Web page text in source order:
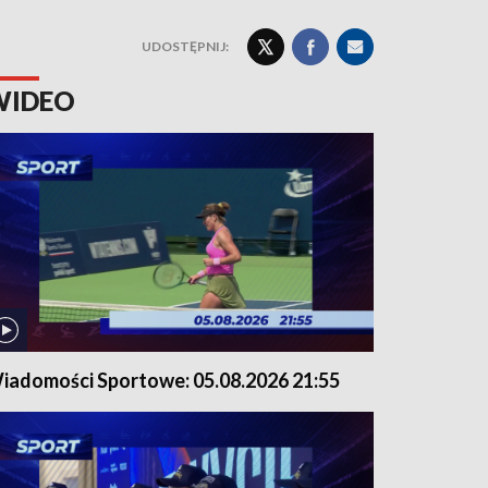
UDOSTĘPNIJ:
Sportowe: 05.08.2026 21:55